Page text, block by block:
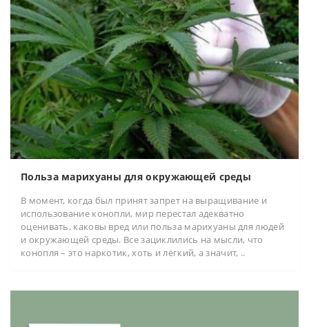
Польза марихуаны для окружающей среды
В момент, когда был принят запрет на выращивание и
использование конопли, мир перестал адекватно
оценивать, каковы вред или польза марихуаны для людей
и окружающей среды. Все зациклились на мысли, что
конопля – это наркотик, хоть и лёгкий, а значит, ..